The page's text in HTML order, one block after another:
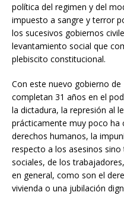
política del regimen y del
impuesto a sangre y terror
los sucesivos gobiernos
levantamiento social que
plebiscito constitucional.
Con este nuevo gobierno
completan 31 años en el
la dictadura, la represión al
prácticamente muy poco ha
derechos humanos, la
respecto a los asesinos
sociales, de los
en general, como son el
vivienda o una jubilación